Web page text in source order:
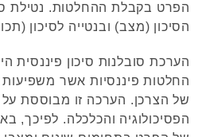
הפרט בקבלת ההחלטות. נטילת
הסיכון (מצב) ובנטייה לסיכון
הערכת סובלנות סיכון פיננסית
החלטות פיננסיות אשר
של הצרכן. הערכה זו מבוססת על
הפסיכולוגיה והכלכלה. לפיכך,